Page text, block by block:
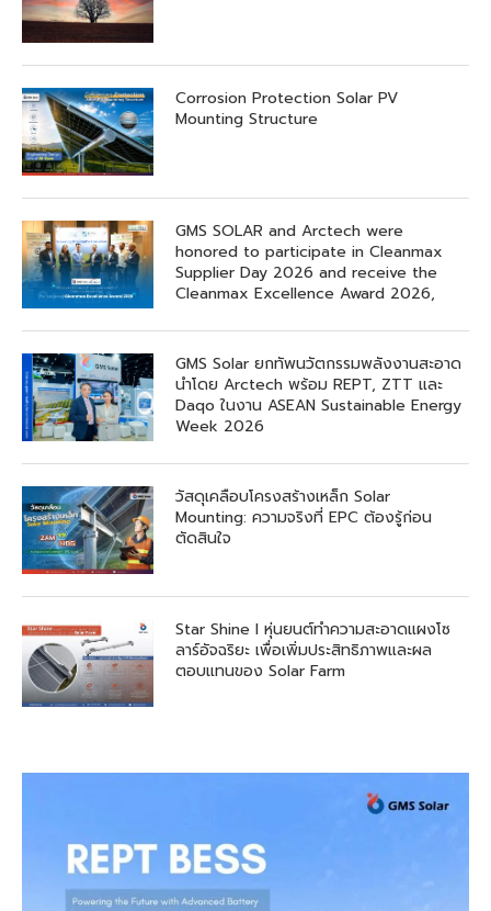
Corrosion Protection Solar PV
Mounting Structure
GMS SOLAR and Arctech were
honored to participate in Cleanmax
Supplier Day 2026 and receive the
Cleanmax Excellence Award 2026,
GMS Solar ยกทัพนวัตกรรมพลังงานสะอาด
นำโดย Arctech พร้อม REPT, ZTT และ
Daqo ในงาน ASEAN Sustainable Energy
Week 2026
วัสดุเคลือบโครงสร้างเหล็ก Solar
Mounting: ความจริงที่ EPC ต้องรู้ก่อน
ตัดสินใจ
Star Shine I หุ่นยนต์ทำความสะอาดแผงโซ
ลาร์อัจฉริยะ เพื่อเพิ่มประสิทธิภาพและผล
ตอบแทนของ Solar Farm